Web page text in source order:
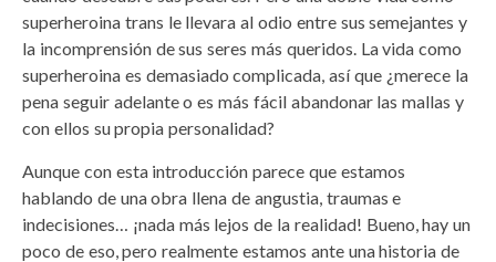
superheroina trans le llevara al odio entre sus semejantes y
la incomprensión de sus seres más queridos. La vida como
superheroina es demasiado complicada, así que ¿merece la
pena seguir adelante o es más fácil abandonar las mallas y
con ellos su propia personalidad?
Aunque con esta introducción parece que estamos
hablando de una obra llena de angustia, traumas e
indecisiones… ¡nada más lejos de la realidad! Bueno, hay un
poco de eso, pero realmente estamos ante una historia de